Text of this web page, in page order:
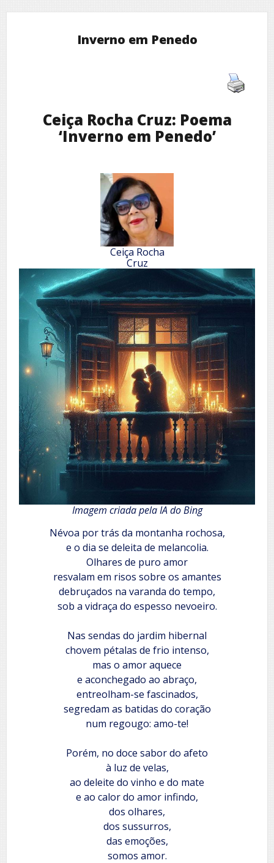
Inverno em Penedo
Ceiça Rocha Cruz: Poema
‘Inverno em Penedo’
Ceiça Rocha
Cruz
Imagem criada pela IA do Bing
Névoa por trás da montanha rochosa,
e o dia se deleita de melancolia.
Olhares de puro amor
resvalam em risos sobre os amantes
debruçados na varanda do tempo,
sob a vidraça do espesso nevoeiro.
Nas sendas do jardim hibernal
chovem pétalas de frio intenso,
mas o amor aquece
e aconchegado ao abraço,
entreolham-se fascinados,
segredam as batidas do coração
num regougo: amo-te!
Porém, no doce sabor do afeto
à luz de velas,
ao deleite do vinho e do mate
e ao calor do amor infindo,
dos olhares,
dos sussurros,
das emoções,
somos amor.